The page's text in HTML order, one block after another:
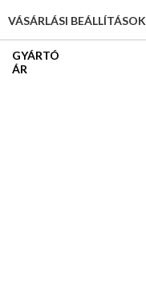
VÁSÁRLÁSI BEÁLLÍTÁSOK
GYÁRTÓ
ÁR